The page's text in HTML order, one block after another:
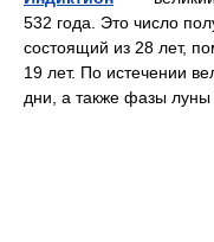
532 года. Это число
состоящий из 28 лет,
19 лет. По истечении
дни, а также фазы